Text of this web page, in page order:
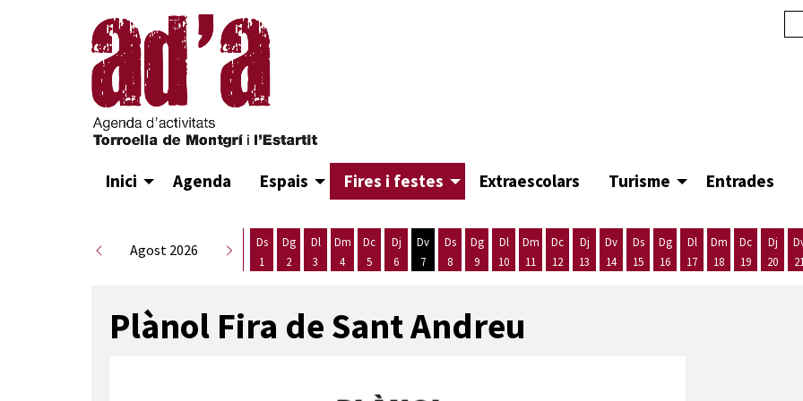
Inici Agenda Espais Fires i festes Extraescolars Turisme Entrades
Agost 2026
Ds
1
Dg
2
Dl
3
Dm
4
Dc
5
Dj
6
Dv
7
Ds
8
Dg
9
Dl
10
Dm
11
Dc
12
Dj
13
Dv
14
Ds
15
Dg
16
Dl
17
Dm
18
Dc
19
Dj
20
Plànol Fira de Sant Andreu